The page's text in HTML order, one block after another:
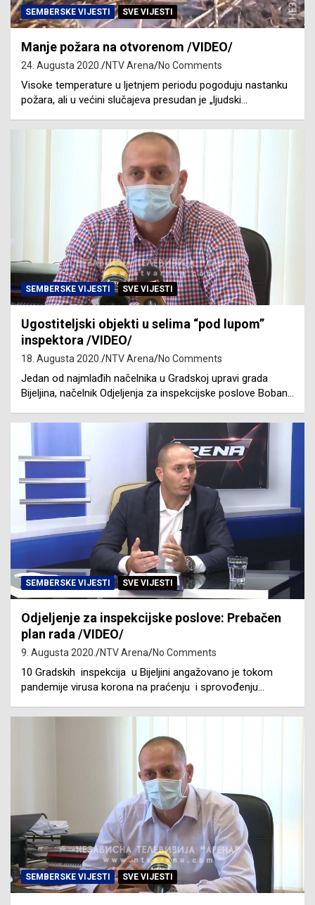
SEMBERSKE VIJESTI SVE VIJESTI
Manje požara na otvorenom /VIDEO/
24. Augusta 2020. NTV Arena No Comments
Visoke temperature u ljetnjem periodu pogoduju nastanku
požara, ali u većini slučajeva presudan je „ljudski…
SEMBERSKE VIJESTI SVE VIJESTI
Ugostiteljski objekti u selima “pod lupom”
inspektora /VIDEO/
18. Augusta 2020. NTV Arena No Comments
Jedan od najmlađih načelnika u Gradskoj upravi grada
Bijeljina, načelnik Odjeljenja za inspekcijske poslove Boban…
SEMBERSKE VIJESTI SVE VIJESTI
Odjeljenje za inspekcijske poslove: Prebačen
plan rada /VIDEO/
9. Augusta 2020. NTV Arena No Comments
10 Gradskih inspekcija u Bijeljini angažovano je tokom
pandemije virusa korona na praćenju i sprovođenju…
SEMBERSKE VIJESTI SVE VIJESTI